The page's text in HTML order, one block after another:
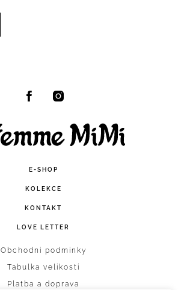
FacebookInstagram
E-SHOP
KOLEKCE
KONTAKT
LOVE LETTER
Obchodní podmínky
Tabulka velikostí
Platba a doprava